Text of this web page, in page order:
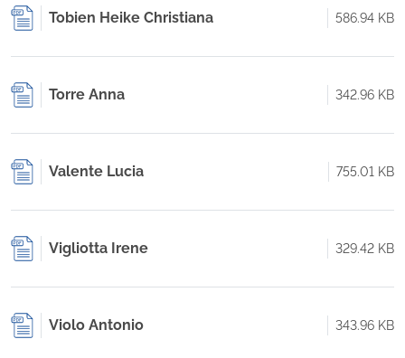
Tobien Heike Christiana 586.94 KB
Torre Anna 342.96 KB
Valente Lucia 755.01 KB
Vigliotta Irene 329.42 KB
Violo Antonio 343.96 KB